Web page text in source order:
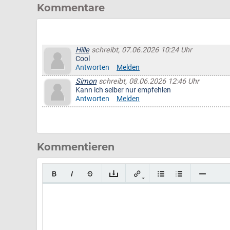
Kommentare
Hilleschreibt, 07.06.2026 10:24 Uhr
Cool
Antworten
Melden
Simonschreibt, 08.06.2026 12:46 Uhr
Kann ich selber nur empfehlen
Antworten
Melden
Kommentieren